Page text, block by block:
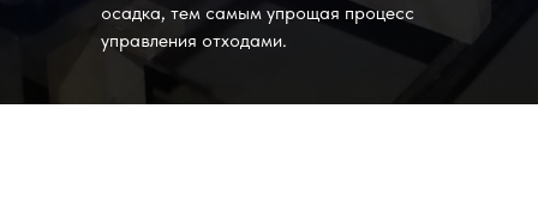
осадка, тем самым упрощая процесс
управления отходами.